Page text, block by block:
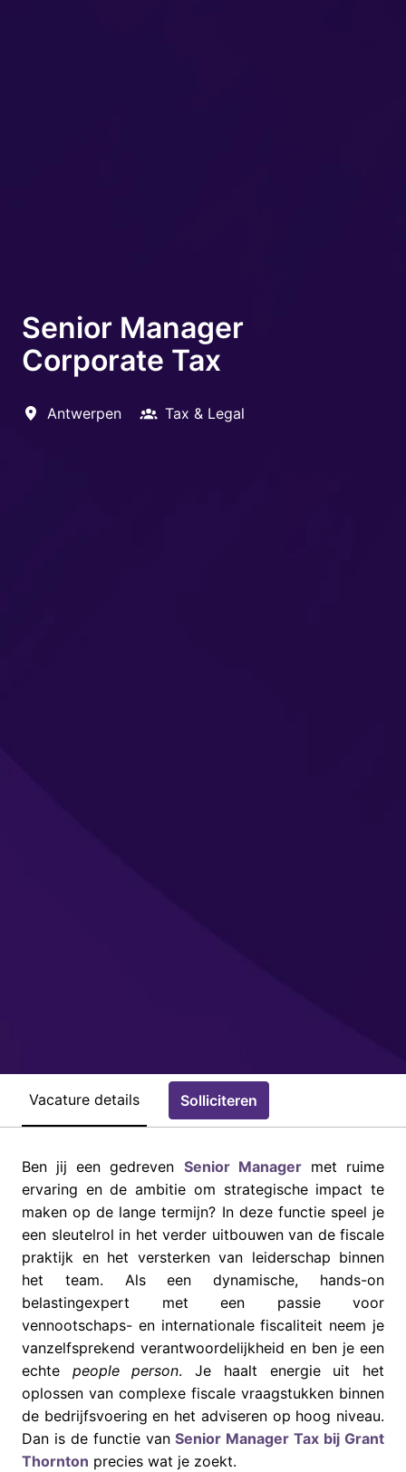
Senior Manager
Corporate Tax
Antwerpen Tax & Legal
Vacature details Solliciteren
Ben jij een gedreven Senior Managermet ruime
ervaring en de ambitie om strategische impact te
maken op de lange termijn? In deze functie speel je
een sleutelrol in het verder uitbouwen van de fiscale
praktijk en het versterken van leiderschap binnen
het team. Als een dynamische, hands-on
belastingexpert met een passie voor
vennootschaps- en internationale fiscaliteit neem je
vanzelfsprekend verantwoordelijkheid en ben je een
echte people person. Je haalt energie uit het
oplossen van complexe fiscale vraagstukken binnen
de bedrijfsvoering en het adviseren op hoog niveau.
Dan is de functie vanSenior Manager Tax bij Grant
Thornton precies wat je zoekt.